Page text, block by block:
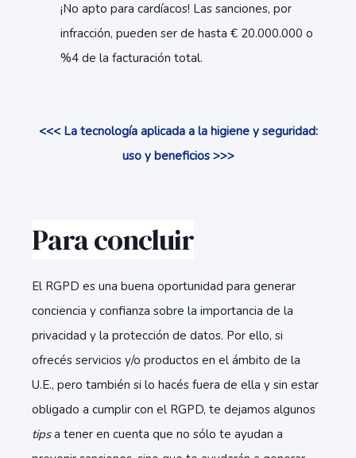
¡No apto para cardíacos! Las sanciones, por
infracción, pueden ser de hasta € 20.000.000 o
%4 de la facturación total.
<<< La tecnología aplicada a la higiene y seguridad:
uso y beneficios >>>
Para concluir
El RGPD es una buena oportunidad para generar
conciencia y confianza sobre la importancia de la
privacidad y la protección de datos. Por ello, si
ofrecés servicios y/o productos en el ámbito de la
U.E., pero también si lo hacés fuera de ella y sin estar
obligado a cumplir con el RGPD, te dejamos algunos
tipsa tener en cuenta que no sólo te ayudan a